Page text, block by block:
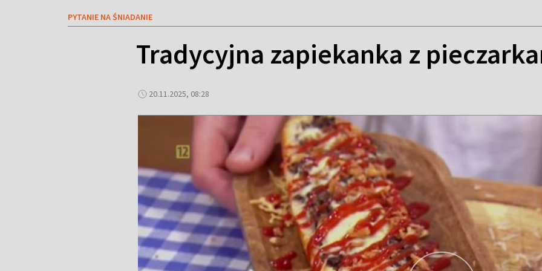
PYTANIE NA ŚNIADANIE
Tradycyjna zapiekanka z
20.11.2025, 08:28